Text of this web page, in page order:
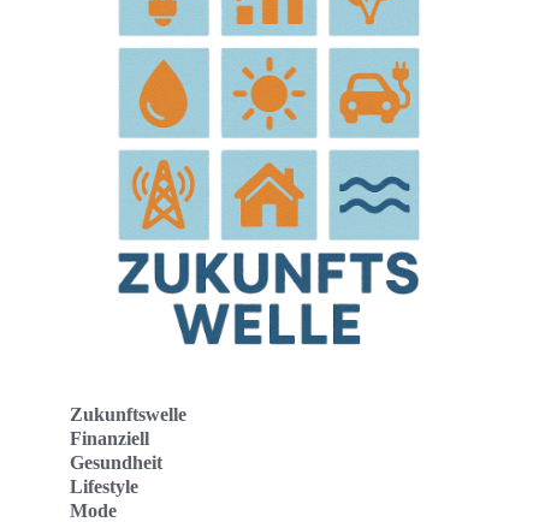
Zukunftswelle
Finanziell
Gesundheit
Lifestyle
Mode